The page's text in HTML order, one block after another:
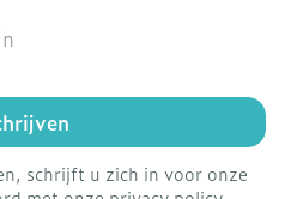
schrijft u zich in voor onze